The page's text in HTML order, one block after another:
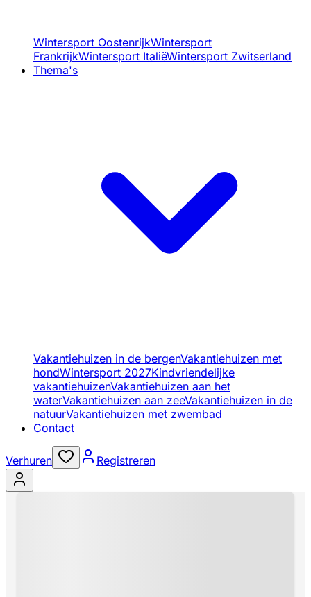
Wintersport OostenrijkWintersport
FrankrijkWintersport ItaliëWintersport Zwitserland
Thema's
Vakantiehuizen in de bergenVakantiehuizen met
hondWintersport 2027Kindvriendelijke
vakantiehuizenVakantiehuizen aan het
waterVakantiehuizen aan zeeVakantiehuizen in de
natuurVakantiehuizen met zwembad
Contact
Verhuren Registreren